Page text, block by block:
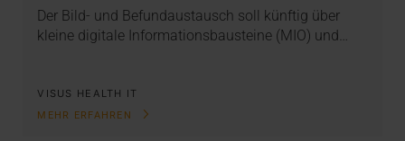
Der Bild- und Befundaustausch soll künftig über
kleine digitale Informationsbausteine (MIO) und…
VISUS HEALTH IT
MEHR ERFAHREN